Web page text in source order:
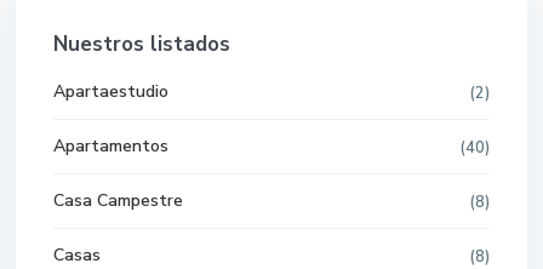
Nuestros listados
Apartaestudio (2)
Apartamentos (40)
Casa Campestre (8)
Casas (8)